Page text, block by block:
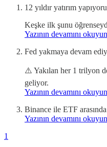
12 yıldır yatırım
Keşke ilk şunu
Yazının devamını okuyun
Fed yakmaya devam
⚠️ Yakılan her 1 trilyon
geliyor.
Yazının devamını okuyun
Binance ile ETF
Yazının devamını okuyun
1